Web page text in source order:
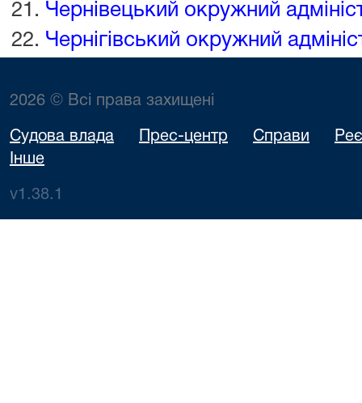
Чернівецький окружний
Чернігівський окружний
2026 © Всі права захищені
Судова влада Прес-центр Справи
Інше
v1.38.1